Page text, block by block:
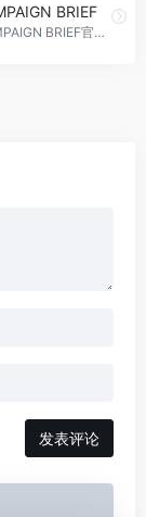
BRIEF
CAMPAIGN BRIEF官网提供广告行业动态、创意奖项和相关报道，致力于为广告专业人士提供最新资讯。
发表评论